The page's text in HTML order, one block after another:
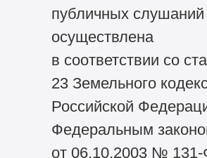
публичных слушаний
осуществлена
в соответствии со
23 Земельного
Российской
Федеральным
от 06.10.2003 №